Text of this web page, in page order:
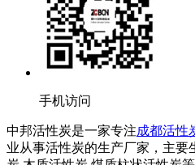
手机访问
中邦活性炭是一家专注成都活性
业从事活性炭的生产厂家，主要